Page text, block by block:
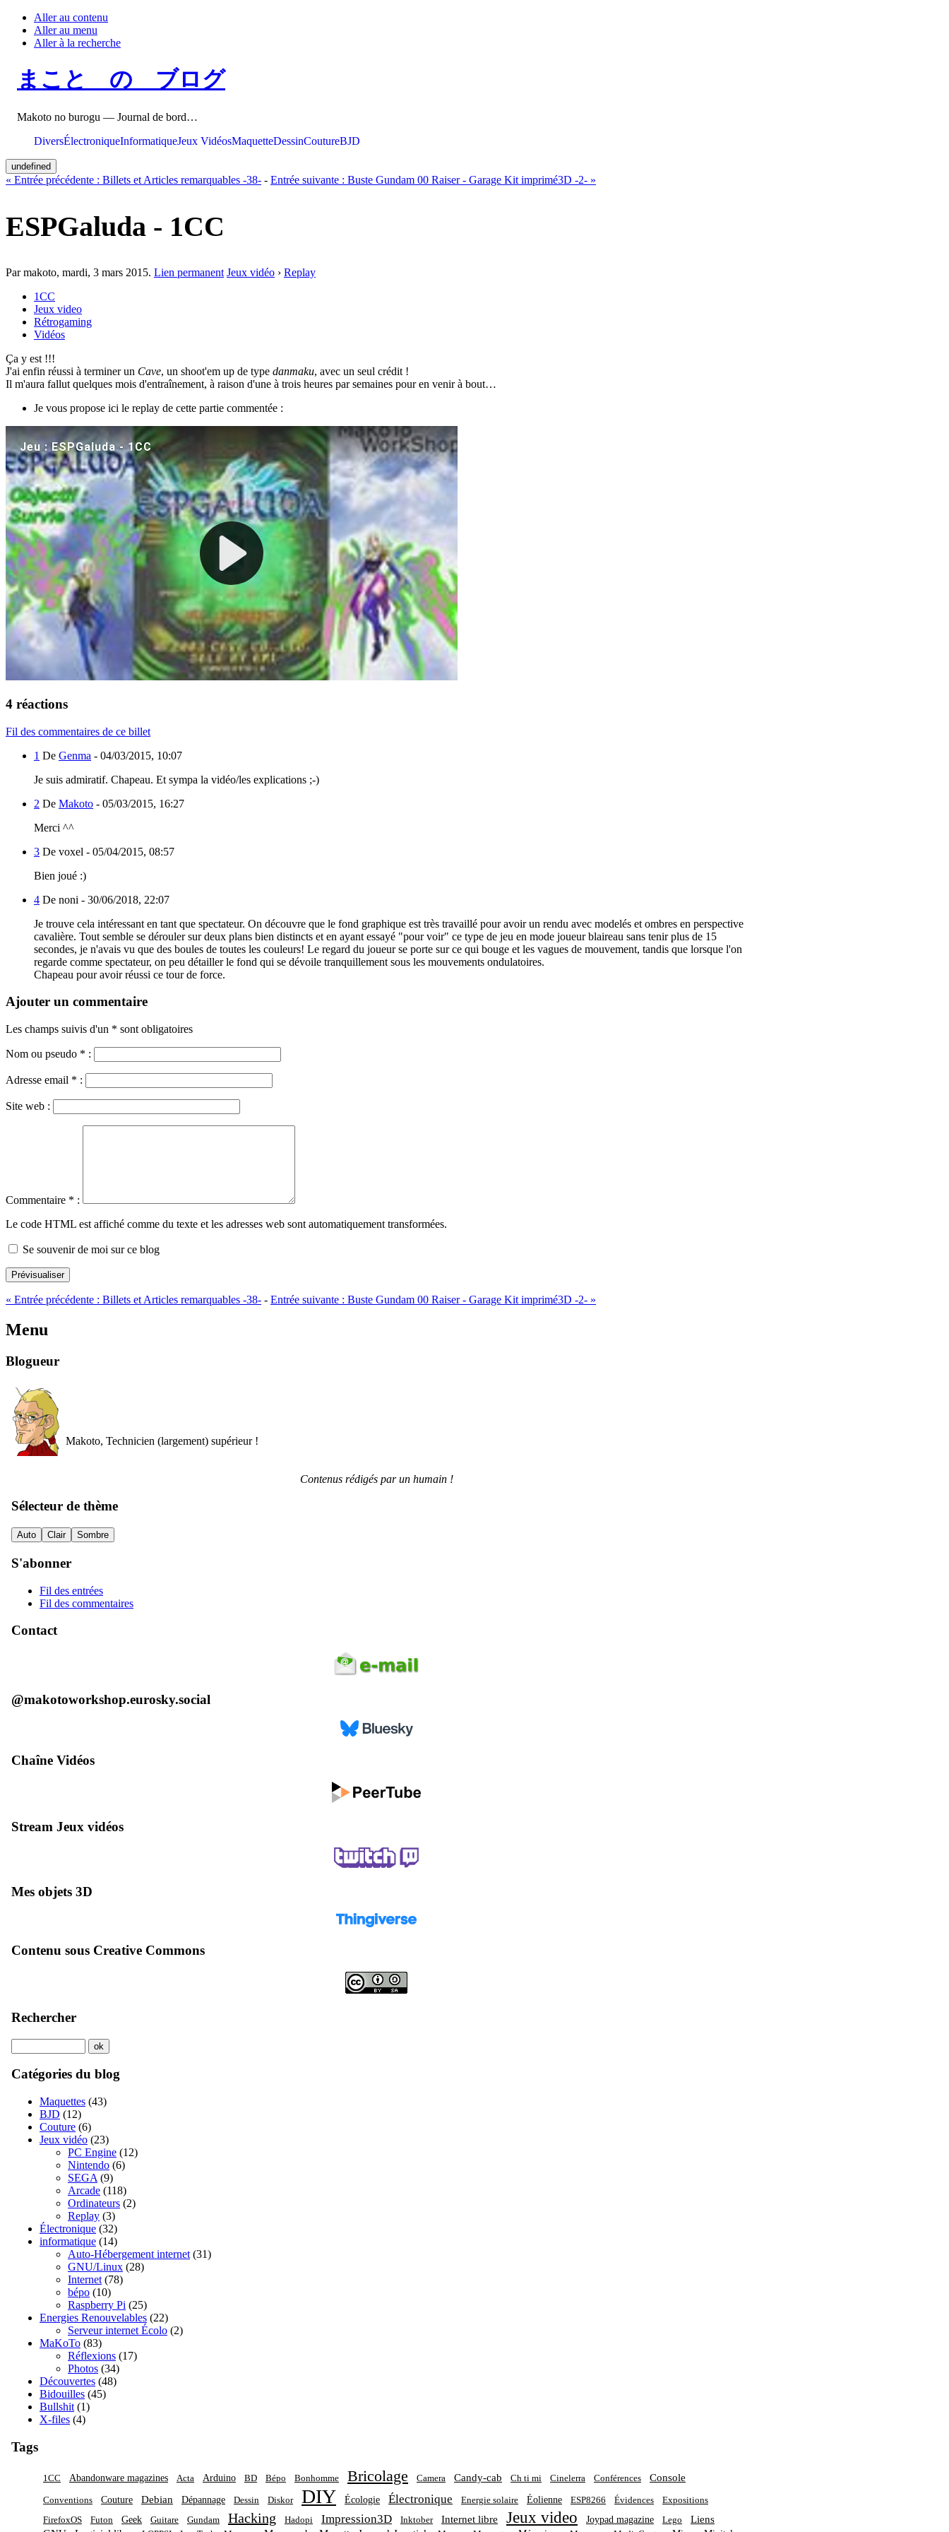
Aller au contenu
Aller au menu
Aller à la recherche
まこと の ブログ
Makoto no burogu — Journal de bord…
DiversÉlectroniqueInformatiqueJeux VidéosMaquetteDessinCoutureBJD
undefined
« Entrée précédente : Billets et Articles remarquables -38- - Entrée suivante : Buste Gundam 00 Raiser - Garage Kit imprimé3D -2- »
ESPGaluda - 1CC
Par makoto, mardi, 3 mars 2015. Lien permanent Jeux vidéo › Replay
1CC
Jeux video
Rétrogaming
Vidéos
Ça y est !!!
J'ai enfin réussi à terminer un Cave, un shoot'em up de type danmaku, avec un seul crédit !
Il m'aura fallut quelques mois d'entraînement, à raison d'une à trois heures par semaines pour en venir à bout…
Je vous propose ici le replay de cette partie commentée :
4 réactions
Fil des commentaires de ce billet
1 De Genma - 04/03/2015, 10:07
Je suis admiratif. Chapeau. Et sympa la vidéo/les explications ;-)
2 De Makoto - 05/03/2015, 16:27
Merci ^^
3 De voxel - 05/04/2015, 08:57
Bien joué :)
4 De noni - 30/06/2018, 22:07
Je trouve cela intéressant en tant que spectateur. On découvre que le fond graphique est très travaillé pour avoir un rendu avec modelés et ombres en perspective
cavalière. Tout semble se dérouler sur deux plans bien distincts et en ayant essayé "pour voir" ce type de jeu en mode joueur blaireau sans tenir plus de 15
secondes, je n'avais vu que des boules de toutes les couleurs! Le regard du joueur se porte sur ce qui bouge et les vagues de mouvement, tandis que lorsque l'on
regarde comme spectateur, on peu détailler le fond qui se dévoile tranquillement sous les mouvements ondulatoires.
Chapeau pour avoir réussi ce tour de force.
Ajouter un commentaire
Les champs suivis d'un * sont obligatoires
Nom ou pseudo * :
Adresse email * :
Site web :
Commentaire * :
Le code HTML est affiché comme du texte et les adresses web sont automatiquement transformées.
Se souvenir de moi sur ce blog
Prévisualiser
« Entrée précédente : Billets et Articles remarquables -38- - Entrée suivante : Buste Gundam 00 Raiser - Garage Kit imprimé3D -2- »
Menu
Blogueur
Makoto, Technicien (largement) supérieur !
Contenus rédigés par un humain !
Sélecteur de thème
Auto Clair Sombre
S'abonner
Fil des entrées
Fil des commentaires
Contact
@makotoworkshop.eurosky.social
Chaîne Vidéos
Stream Jeux vidéos
Mes objets 3D
Contenu sous Creative Commons
Rechercher
Catégories du blog
Maquettes (43)
BJD (12)
Couture (6)
Jeux vidéo (23)
PC Engine (12)
Nintendo (6)
SEGA (9)
Arcade (118)
Ordinateurs (2)
Replay (3)
Électronique (32)
informatique (14)
Auto-Hébergement internet (31)
GNU/Linux (28)
Internet (78)
bépo (10)
Raspberry Pi (25)
Energies Renouvelables (22)
Serveur internet Écolo (2)
MaKoTo (83)
Réflexions (17)
Photos (34)
Découvertes (48)
Bidouilles (45)
Bullshit (1)
X-files (4)
Tags
1CC Abandonware magazines Acta Arduino BD Bépo Bonhomme Bricolage Camera Candy-cab Ch ti mi Cinelerra Conférences Console
Conventions Couture Debian Dépannage Dessin Diskor DIY Écologie Électronique Energie solaire Éolienne ESP8266 Évidences
Expositions
FirefoxOS
Futon Geek Guitare Gundam Hacking Hadopi Impression3D Inktober Internet libre Jeux video Joypad magazine Lego
Liens